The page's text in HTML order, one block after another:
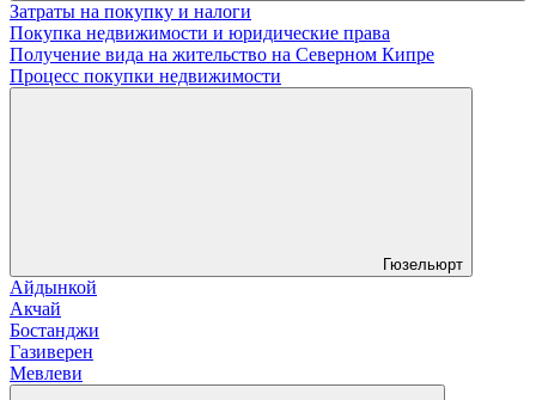
Затраты на покупку и налоги
Покупка недвижимости и юридические права
Получение вида на жительство на Северном Кипре
Процесс покупки недвижимости
Гюзельюрт
Айдынкой
Акчай
Бостанджи
Газиверен
Мевлеви